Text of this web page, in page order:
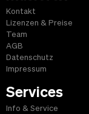
Kontakt
Lizenzen & Preise
Team
AGB
Datenschutz
Impressum
Services
Info & Service